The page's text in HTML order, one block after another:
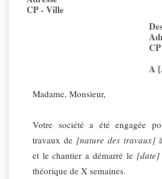
CP - Ville
A
Madame, Monsieur,
Votre société a été engagée
travaux de [nature des travaux]
et le chantier a démarré le [date]
théorique de X semaines.